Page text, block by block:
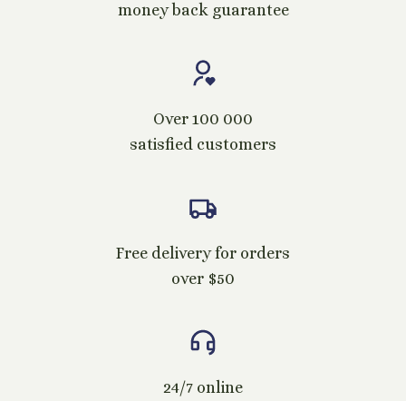
money back guarantee
Over 100 000
satisfied customers
Free delivery for orders
over $50
24/7 online